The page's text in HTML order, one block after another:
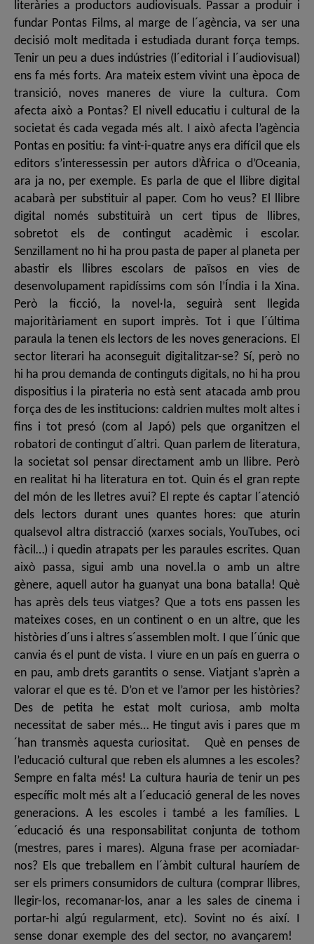
literàries a productors audiovisuals. Passar a produir i
fundar Pontas Films, al marge de l´agència, va ser una
decisió molt meditada i estudiada durant força temps.
Tenir un peu a dues indústries (l´editorial i l´audiovisual)
ens fa més forts. Ara mateix estem vivint una època de
transició, noves maneres de viure la cultura. Com
afecta això a Pontas? El nivell educatiu i cultural de la
societat és cada vegada més alt. I això afecta l’agència
Pontas en positiu: fa vint-i-quatre anys era difícil que els
editors s’interessessin per autors d’Àfrica o d’Oceania,
ara ja no, per exemple. Es parla de que el llibre digital
acabarà per substituir al paper. Com ho veus? El llibre
digital només substituirà un cert tipus de llibres,
sobretot els de contingut acadèmic i escolar.
Senzillament no hi ha prou pasta de paper al planeta per
abastir els llibres escolars de països en vies de
desenvolupament rapidíssims com són l’Índia i la Xina.
Però la ficció, la novel·la, seguirà sent llegida
majoritàriament en suport imprès. Tot i que l´última
paraula la tenen els lectors de les noves generacions. El
sector literari ha aconseguit digitalitzar-se? Sí, però no
hi ha prou demanda de continguts digitals, no hi ha prou
dispositius i la pirateria no està sent atacada amb prou
força des de les institucions: caldrien multes molt altes i
fins i tot presó (com al Japó) pels que organitzen el
robatori de contingut d´altri. Quan parlem de literatura,
la societat sol pensar directament amb un llibre. Però
en realitat hi ha literatura en tot. Quin és el gran repte
del món de les lletres avui? El repte és captar l´atenció
dels lectors durant unes quantes hores: que aturin
qualsevol altra distracció (xarxes socials, YouTubes, oci
fàcil…) i quedin atrapats per les paraules escrites. Quan
això passa, sigui amb una novel.la o amb un altre
gènere, aquell autor ha guanyat una bona batalla! Què
has après dels teus viatges? Que a tots ens passen les
mateixes coses, en un continent o en un altre, que les
històries d´uns i altres s´assemblen molt. I que l´únic que
canvia és el punt de vista. I viure en un país en guerra o
en pau, amb drets garantits o sense. Viatjant s’aprèn a
valorar el que es té. D’on et ve l’amor per les històries?
Des de petita he estat molt curiosa, amb molta
necessitat de saber més… He tingut avis i pares que m
´han transmès aquesta curiositat. Què en penses de
l’educació cultural que reben els alumnes a les escoles?
Sempre en falta més! La cultura hauria de tenir un pes
específic molt més alt a l´educació general de les noves
generacions. A les escoles i també a les famílies. L
´educació és una responsabilitat conjunta de tothom
(mestres, pares i mares). Alguna frase per acomiadar-
nos? Els que treballem en l´àmbit cultural hauríem de
ser els primers consumidors de cultura (comprar llibres,
llegir-los, recomanar-los, anar a les sales de cinema i
portar-hi algú regularment, etc). Sovint no és així. I
sense donar exemple des del sector, no avançarem!